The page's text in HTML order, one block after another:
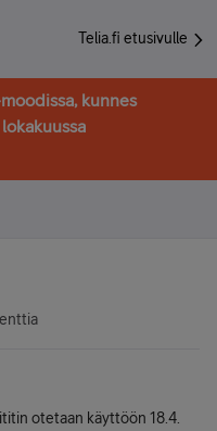
Telia.fi etusivulle
kunnes
otetaan käyttöön 18.4.